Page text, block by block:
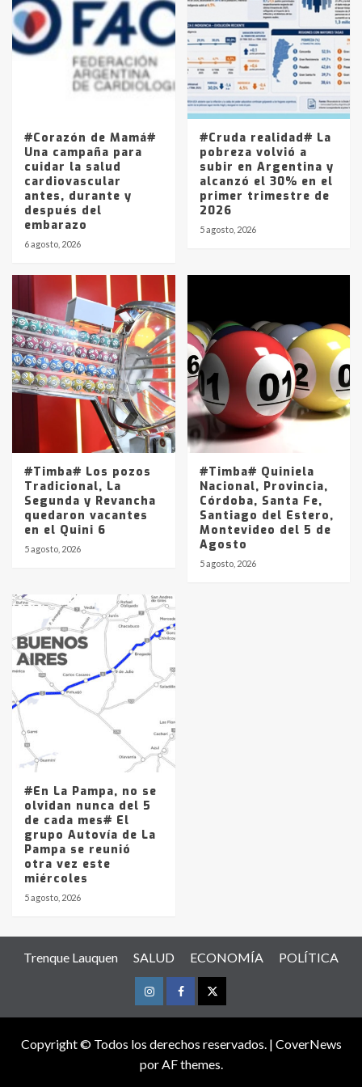
4
joven de Trenque Lauquen
Los precios de los combustibles en
La Pampa, desde YPF hasta Axion
entre 857 a 1338 pesos
#Corazón de Mamá#
Una campaña para
cuidar la salud
cardiovascular
antes, durante y
después del
embarazo
6 agosto, 2026
#Cruda realidad# La
pobreza volvió a
subir en Argentina y
alcanzó el 30% en el
primer trimestre de
2026
5 agosto, 2026
#Timba# Los pozos
Tradicional, La
Segunda y Revancha
quedaron vacantes
en el Quini 6
5 agosto, 2026
#Timba# Quiniela
Nacional, Provincia,
Córdoba, Santa Fe,
Santiago del Estero,
Montevideo del 5 de
Agosto
5 agosto, 2026
#En La Pampa, no se
olvidan nunca del 5
de cada mes# El
grupo Autovía de La
Pampa se reunió
otra vez este
miércoles
5 agosto, 2026
Trenque Lauquen SALUD ECONOMÍA POLÍTICA
InstagramFacebookTwitter
Copyright © Todos los derechos reservados. | CoverNews
por AF themes.